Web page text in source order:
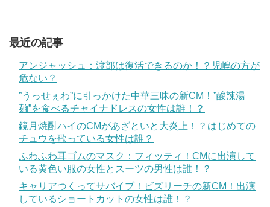
最近の記事
アンジャッシュ：渡部は復活できるのか！？児嶋の方が
危ない？
”うっせぇわ”に引っかけた中華三昧の新CM！”酸辣湯
麺”を食べるチャイナドレスの女性は誰！？
鏡月焼酎ハイのCMがあざといと大炎上！？はじめての
チュウを歌っている女性は誰？
ふわふわ耳ゴムのマスク：フィッティ！CMに出演して
いる黄色い服の女性とスーツの男性は誰！？
キャリアつくってサバイブ！ビズリーチの新CM！出演
しているショートカットの女性は誰！？